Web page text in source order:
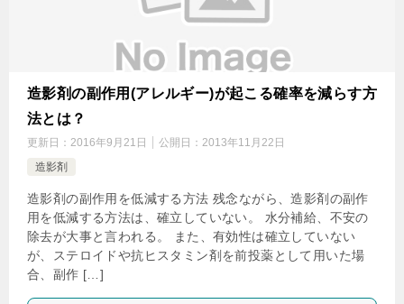
造影剤の副作用(アレルギー)が起こる確率を減らす方
法とは？
更新日： 2016年9月21日 公開日： 2013年11月22日
造影剤
造影剤の副作用を低減する方法 残念ながら、造影剤の副作
用を低減する方法は、確立していない。 水分補給、不安の
除去が大事と言われる。 また、有効性は確立していない
が、ステロイドや抗ヒスタミン剤を前投薬として用いた場
合、副作 […]